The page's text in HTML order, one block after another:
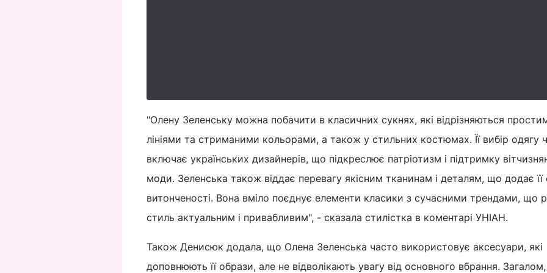
"Олену Зеленську можна побачити в класичних сукнях, які відрізняються
лініями та стриманими кольорами, а також у стильних костюмах. Її вибір одягу
включає українських дизайнерів, що підкреслює патріотизм і підтримку
моди. Зеленська також віддає перевагу якісним тканинам і деталям, що додає її
витонченості. Вона вміло поєднує елементи класики з сучасними трендами, що
стиль актуальним і привабливим", - сказала стилістка в коментарі УНІАН.
Також Денисюк додала, що Олена Зеленська часто використовує аксесуари, які
доповнюють її образи, але не відволікають увагу від основного вбрання. Загалом,